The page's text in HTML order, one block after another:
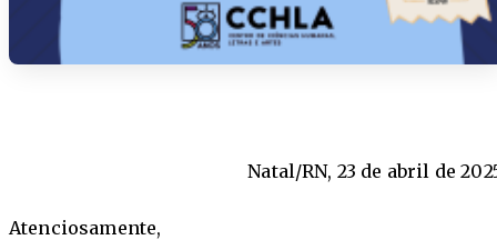
Natal/RN, 23 de abril de
Atenciosamente,